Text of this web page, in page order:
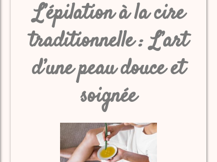
L’épilation à la cire
traditionnelle : L’art
d’une peau douce et
soignée